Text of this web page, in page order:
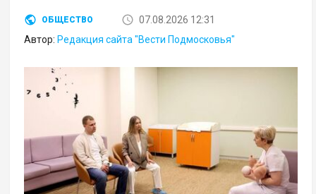
ОБЩЕСТВО
07.08.2026 12:31
Автор: Редакция сайта "Вести Подмосковья"